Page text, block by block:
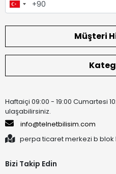
Müşteri
Haftaiçi 09:00 - 19:00 Cumartesi
ulaşabilirsiniz.
info@telnetbilisim.com
perpa ticaret merkezi b blok
Bizi Takip Edin